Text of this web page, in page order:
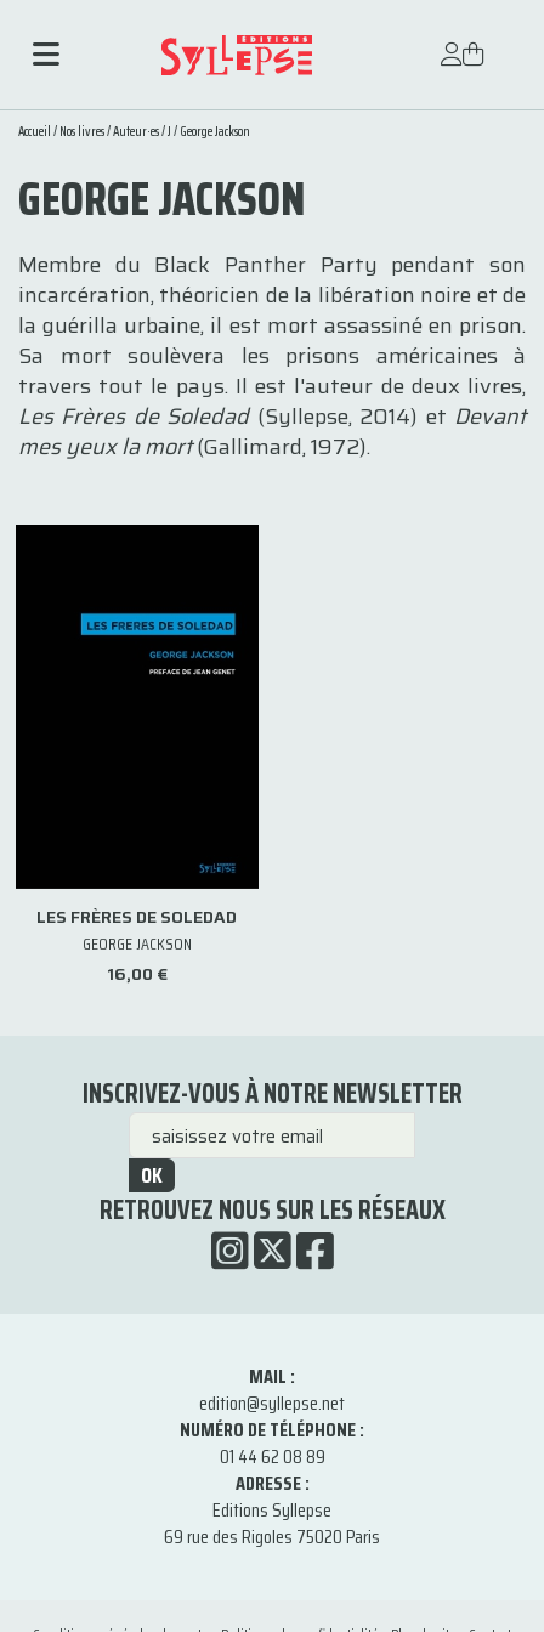
Accueil/Nos livres/Auteur·es/J/ George Jackson
GEORGE JACKSON
Membre du Black Panther Party pendant son
incarcération, théoricien de la libération noire et de
la guérilla urbaine, il est mort assassiné en prison.
Sa mort soulèvera les prisons américaines à
travers tout le pays. Il est l'auteur de deux livres,
Les Frères de Soledad(Syllepse, 2014) et Devant
mes yeux la mort(Gallimard, 1972).
LES FRÈRES DE SOLEDAD
GEORGE JACKSON
16,00 €
INSCRIVEZ-VOUS À NOTRE NEWSLETTER
OK
RETROUVEZ NOUS SUR LES RÉSEAUX
MAIL :
edition@syllepse.net
NUMÉRO DE TÉLÉPHONE :
01 44 62 08 89
ADRESSE :
Editions Syllepse
69 rue des Rigoles 75020 Paris